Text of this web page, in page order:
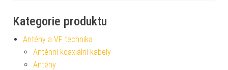
Kategorie produktu
Antény a VF technika
Anténní koaxiální kabely
Antény